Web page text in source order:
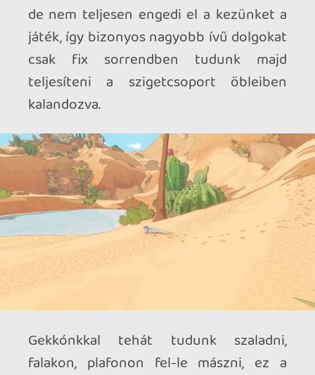
működtetésével) nem a kormányrúd
mozgadásával, hanem az analóg kar
"szokásos" járgányirányítási elvének
megfelelően történik. Illetve érdemes a
kamerát megszokni, mert bizonyos
szögekből könnyen melléléphetünk, és
picit még lehetett volna csiszolnia a
fejlesztőnek, de nehezen tudnám
kielemezni, hogy mitől lehetett volna
érdemben jobba kamerakezelés.
A feladatok annyira változatosak, hogy a